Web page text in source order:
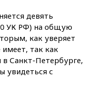
девять
УК РФ) на общую
как уверяет
так как
в Санкт-Петербурге,
увидеться с